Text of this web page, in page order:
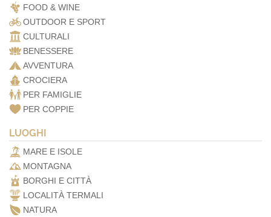
FOOD & WINE
OUTDOOR E SPORT
CULTURALI
BENESSERE
AVVENTURA
CROCIERA
PER FAMIGLIE
PER COPPIE
LUOGHI
MARE E ISOLE
MONTAGNA
BORGHI E CITTÀ
LOCALITÀ TERMALI
NATURA